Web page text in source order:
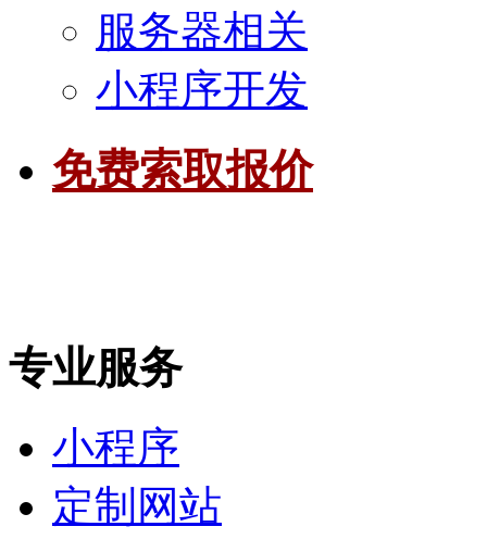
服务器相关
小程序开发
免费索取报价
专业服务
小程序
定制网站